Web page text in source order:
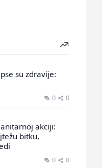
su zdravije:
0 0
akciji:
bitku,
0 0